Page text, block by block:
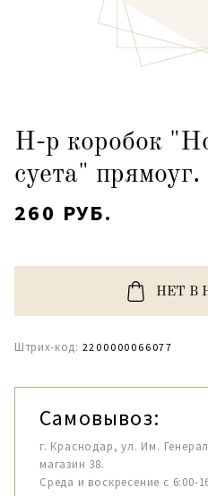
Н-р коробок
суета"
260 РУБ.
НЕТ В
Штрих-код: 2200000066077
Самовывоз:
г. Краснодар, ул. Им.
магазин 38.
Среда и воскресение с 6:00-